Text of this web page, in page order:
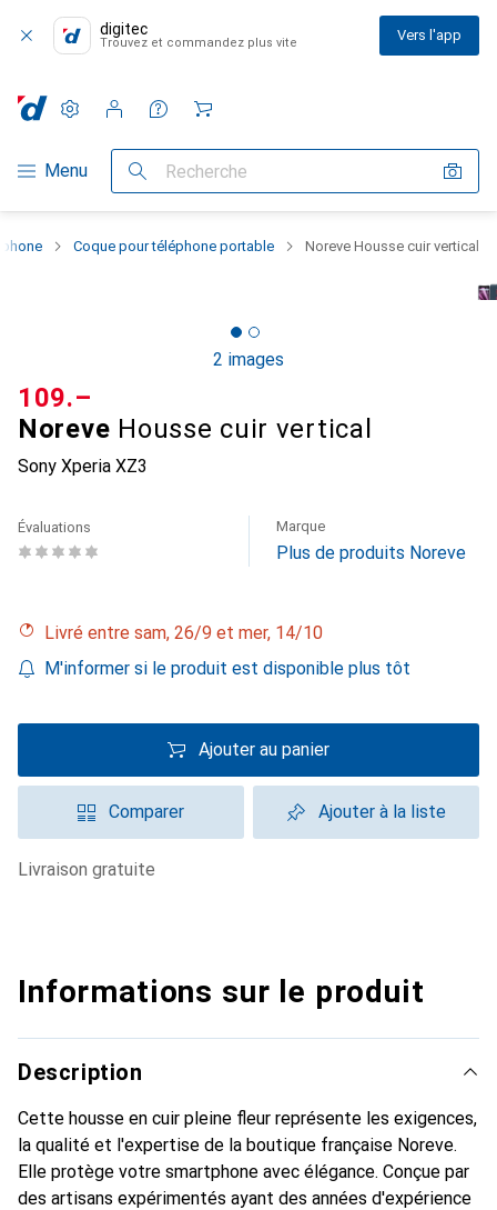
digitec
Trouvez et commandez plus vite Vers l'app
Navigation par catégorie
Menu Recherche
Paramètres
Compte client
Listes de comparaison
Listes d'envies
Panier
Coque pour téléphone portable Noreve Housse cuir vertical
2 images
Noreve Housse cuir vertical
Sony Xperia XZ3
CHF
109.–
Évaluations Marque
Plus de produits Noreve
Livré entre sam, 26/9 et mer, 14/10
M'informer si le produit est disponible plus tôt
Ajouter au panier
Comparer Ajouter à la liste
livraison gratuite
Informations sur le produit
Description
Cette housse en cuir pleine fleur représente les exigences,
la qualité et l'expertise de la boutique française Noreve.
Elle protège votre smartphone avec élégance. Conçue par
des artisans expérimentés ayant des années d'expérience